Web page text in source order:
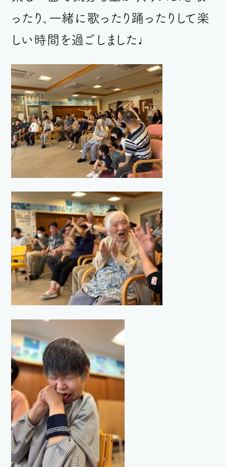
ったり、一緒に歌ったり踊ったりして 楽
しい時間を過ごしました♩